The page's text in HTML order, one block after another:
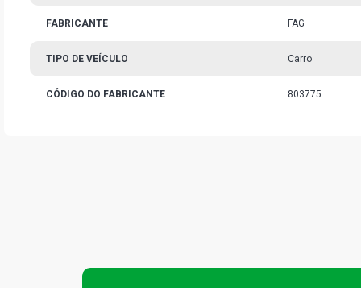
FABRICANTE FAG
TIPO DE VEÍCULO Carro
CÓDIGO DO FABRICANTE 803775